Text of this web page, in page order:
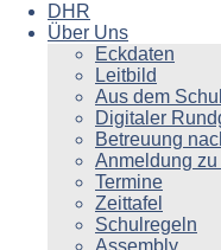
DHR
Über Uns
Eckdaten
Leitbild
Aus dem
Digitaler
Betreuung
Anmeldung
Termine
Zeittafel
Schulregeln
Assembly